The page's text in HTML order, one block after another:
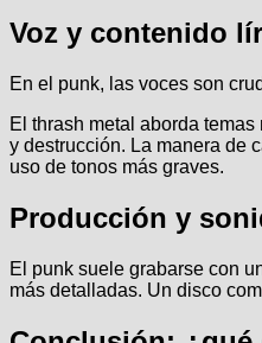
Voz y contenido
En el punk, las voces son
El thrash metal aborda
y destrucción. La manera de
uso de tonos más graves.
Producción y
El punk suele grabarse con
más detalladas. Un disco